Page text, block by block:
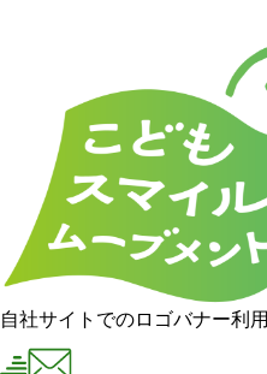
自社サイトでのロゴバナー利用